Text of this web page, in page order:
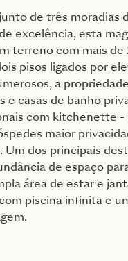
de três moradias
excelência, esta
terreno com mais de
pisos ligados por
a
e casas de banho
com kitchenette -
maior
Um dos principais
de espaço
área de estar e
piscina infinita e